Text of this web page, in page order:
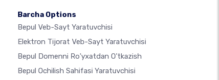
Barcha Options
Bepul Veb-Sayt Yaratuvchisi
Elektron Tijorat Veb-Sayt Yaratuvchisi
Bepul Domenni Ro'yxatdan O'tkazish
Bepul Ochilish Sahifasi Yaratuvchisi